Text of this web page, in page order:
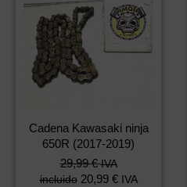
Cadena Kawasaki ninja
650R (2017-2019)
29,99€ IVA
incluido 20,99 € IVA